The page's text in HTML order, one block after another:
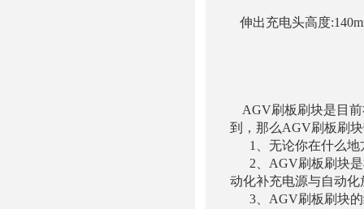
伸出充电头高度
AGV刷板刷块是目前
到，那么AGV刷板刷
1、无论你在什么地
2、AGV刷板刷块是
动化补充电源与自动化
3、AGV刷板刷块的